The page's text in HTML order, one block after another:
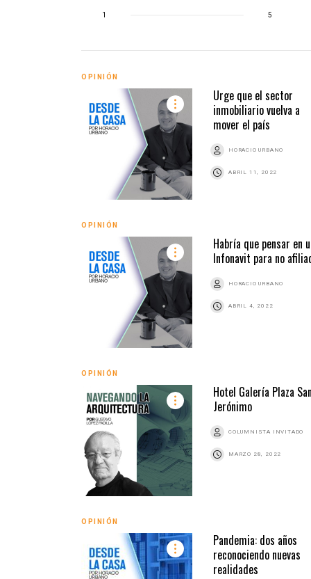
1 5
OPINIÓN
Urge que el sector
inmobiliario vuelva a
mover el país
HORACIO URBANO
ABRIL 11, 2022
OPINIÓN
Habría que pensar en
Infonavit para no
HORACIO URBANO
ABRIL 4, 2022
OPINIÓN
Hotel Galería Plaza
Jerónimo
COLUMNISTA INVITADO
MARZO 28, 2022
OPINIÓN
Pandemia: dos años
reconociendo nuevas
realidades